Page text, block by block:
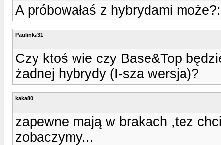
A próbowałaś z hybrydami
Paulinka31
Czy ktoś wie czy Base&Top
żadnej hybrydy (I-sza wersja)?
kaka80
zapewne mają w brakach ,tez
zobaczymy...